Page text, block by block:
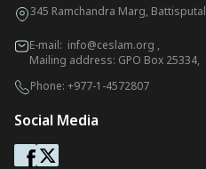
345 Ramchandra Marg,
E-mail: info@ceslam.org ,
Mailing address: GPO Box 25334,
Phone: +977-1-4572807
Social Media